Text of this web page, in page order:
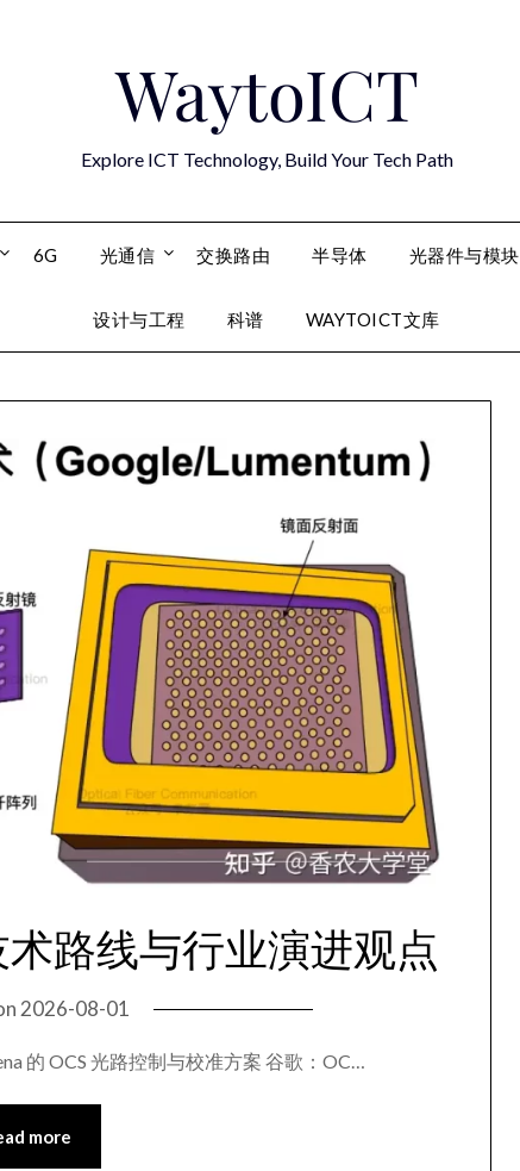
WaytoICT
Explore ICT Technology, Build Your Tech Path
6G 光通信 交换路由 半导体 光器件与模块
设计与工程 科谱 WAYTOICT文库
路线与行业演进观点
2026-08-01
的 OCS 光路控制与校准方案 谷歌：OC…
more